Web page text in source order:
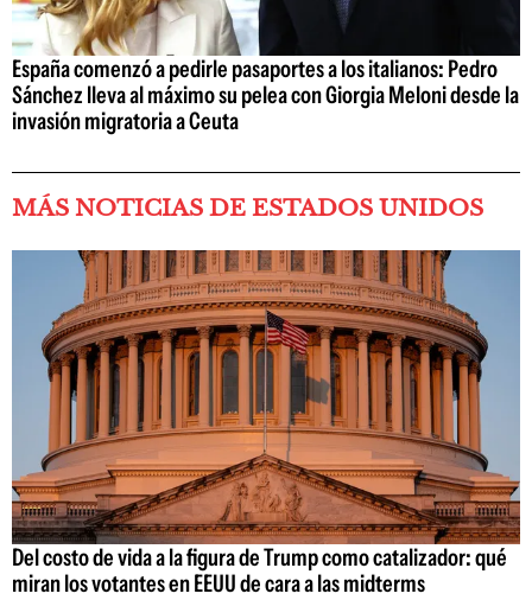
España comenzó a pedirle pasaportes a los italianos: Pedro
Sánchez lleva al máximo su pelea con Giorgia Meloni desde la
invasión migratoria a Ceuta
MÁS NOTICIAS DE ESTADOS UNIDOS
Del costo de vida a la figura de Trump como catalizador: qué
miran los votantes en EEUU de cara a las midterms